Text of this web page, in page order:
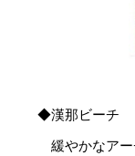
◆漢那ビーチ
緩やかなアー